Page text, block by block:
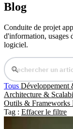
Blog
Conduite de projet
d'information, usages
logiciel.
Tous Développement
Architecture &
Outils & Frameworks
Tag : Effacer le filtre